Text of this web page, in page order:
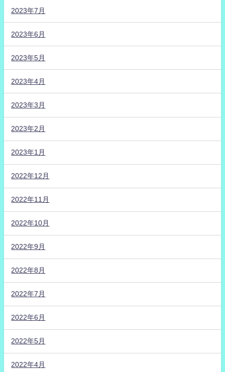
2023年7月
2023年6月
2023年5月
2023年4月
2023年3月
2023年2月
2023年1月
2022年12月
2022年11月
2022年10月
2022年9月
2022年8月
2022年7月
2022年6月
2022年5月
2022年4月